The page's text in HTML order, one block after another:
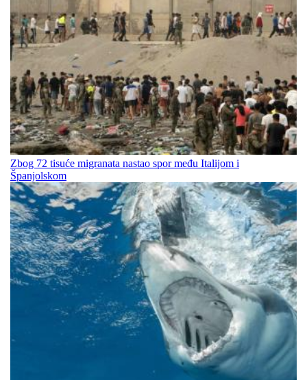
Zbog 72 tisuće migranata nastao spor među Italijom i
Španjolskom